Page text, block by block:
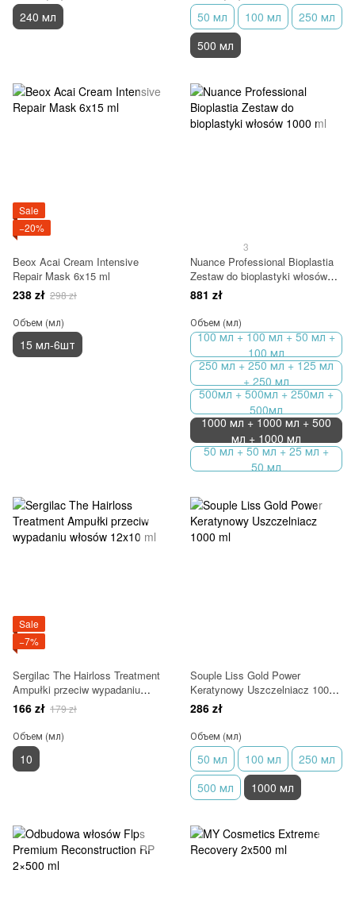
240 мл 50 мл 100 мл
250 мл
500 мл
Sale
−20%
Beox Acai Cream Intensive
Repair Mask 6x15 ml
238 zł 298 zł
Объем (мл)
15 мл-6шт
3
Nuance Professional Bioplastia
Zestaw do bioplastyki włosów
1000 ml
881 zł
Объем (мл)
100 мл + 100 мл + 50 мл +
100 мл
250 мл + 250 мл + 125 мл
+ 250 мл
500мл + 500мл + 250мл +
500мл
1000 мл + 1000 мл + 500
мл + 1000 мл
50 мл + 50 мл + 25 мл +
50 мл
Sale
−7%
Sergilac The Hairloss Treatment
Ampułki przeciw wypadaniu
włosów 12x10 ml
166 zł 179 zł
Объем (мл)
10
Souple Liss Gold Power
Keratynowy Uszczelniacz 1000
ml
286 zł
Объем (мл)
50 мл 100 мл
250 мл
500 мл
1000 мл